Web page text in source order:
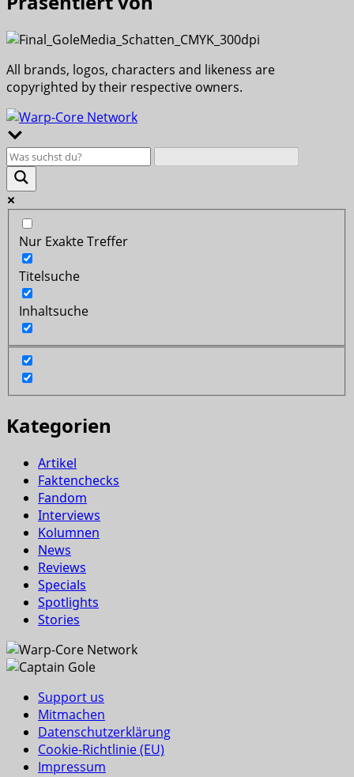
All brands, logos, characters and likeness are
copyrighted by their respective owners.
Nur Exakte Treffer
Titelsuche
Inhaltsuche
Kategorien
Artikel
Faktenchecks
Fandom
Interviews
Kolumnen
News
Reviews
Specials
Spotlights
Stories
Support us
Mitmachen
Datenschutzerklärung
Cookie-Richtlinie (EU)
Impressum